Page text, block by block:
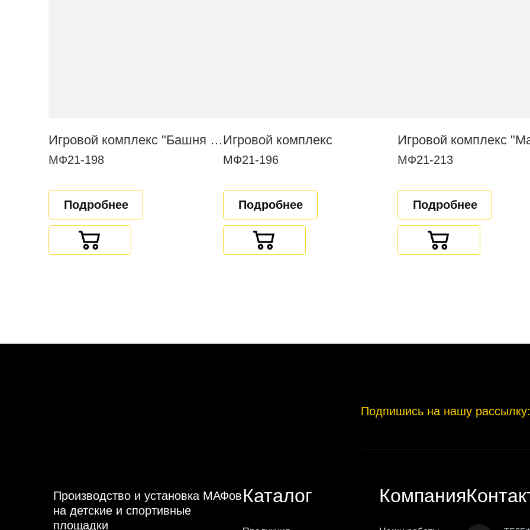
Игровой комплекс "Башня с сетью"
МФ21-198
Подробнее
Игровой комплекс
МФ21-196
Подробнее
Игровой комплекс
МФ21-213
Подробнее
Подпишись на нашу рассылку:
Производство и установка МАФов
на детские и спортивные
площадки
Каталог Компания